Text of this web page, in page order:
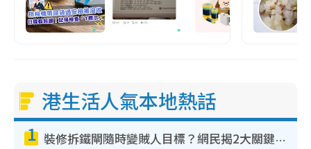
港生活人氣本地熱話
1 裝修拆鐵閘隨時變賊人目標？網民揭2大關鍵用途：裝新式等於白裝？附新舊鐵閘分別